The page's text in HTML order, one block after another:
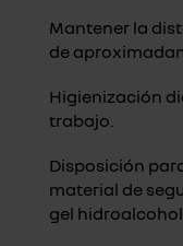
Mantener la
de
Higienización
trabajo.
Disposición
material de
gel